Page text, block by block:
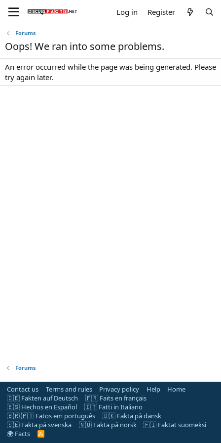
Log in Register
Forums
Oops! We ran into some problems.
An error occurred while the page was being generated. Please
try again later.
Forums
Contact us Terms and rules Privacy policy Help
Home
🇩🇪 Fakten auf Deutsch
🇫🇷 Faits en français
🇪🇸 Hechos en Español
🇮🇹 Fatti in Italiano
🇧🇷 🇵🇹 Fatos em português
🇩🇰 Fakta på dansk
🇸🇪 Fakta på svenska
🇳🇴 Fakta på norsk
🇫🇮 Faktat suomeksi
🌍 Facts
R